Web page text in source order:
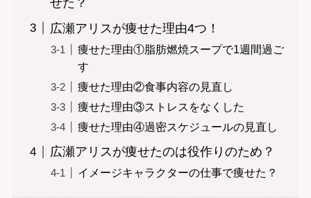
せた？
広瀬アリスが痩せた理由4つ！
痩せた理由①脂肪燃焼スープで1週間過ご
す
痩せた理由②食事内容の見直し
痩せた理由③ストレスをなくした
痩せた理由④過密スケジュールの見直し
広瀬アリスが痩せたのは役作りのため？
イメージキャラクターの仕事で痩せた？